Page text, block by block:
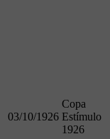
03/10/1926
Copa
Estímulo
1926